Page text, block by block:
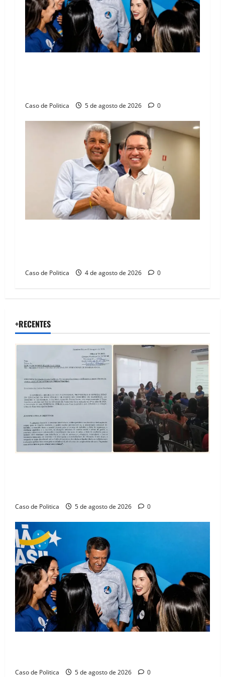
Caso de Politica 5 de agosto de 2026 0
Caso de Politica 4 de agosto de 2026 0
+RECENTES
Caso de Politica 5 de agosto de 2026 0
Caso de Politica 5 de agosto de 2026 0